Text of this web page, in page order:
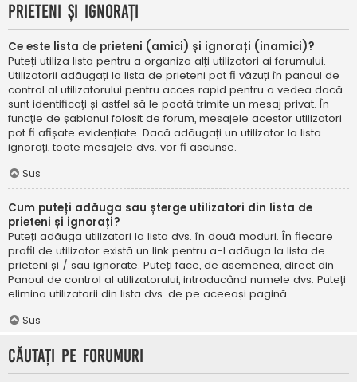
Prieteni și ignorați
Ce este lista de prieteni (amici) și ignorați (inamici)?
Puteți utiliza lista pentru a organiza alți utilizatori ai forumului.
Utilizatorii adăugați la lista de prieteni pot fi văzuți în panoul de
control al utilizatorului pentru acces rapid pentru a vedea dacă
sunt identificați și astfel să le poată trimite un mesaj privat. În
funcție de șablonul folosit de forum, mesajele acestor utilizatori
pot fi afișate evidențiate. Dacă adăugați un utilizator la lista
ignorați, toate mesajele dvs. vor fi ascunse.
Sus
Cum puteți adăuga sau șterge utilizatori din lista de
prieteni și ignorați?
Puteți adăuga utilizatori la lista dvs. în două moduri. În fiecare
profil de utilizator există un link pentru a-l adăuga la lista de
prieteni și / sau ignorate. Puteți face, de asemenea, direct din
Panoul de control al utilizatorului, introducând numele dvs. Puteți
elimina utilizatorii din lista dvs. de pe aceeași pagină.
Sus
Căutați pe forumuri